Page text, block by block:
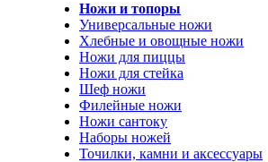
Ножи и топоры
Универсальные ножи
Хлебные и овощные ножи
Ножи для пиццы
Ножи для стейка
Шеф ножи
Филейные ножи
Ножи сантоку
Наборы ножей
Точилки, камни и аксессуары